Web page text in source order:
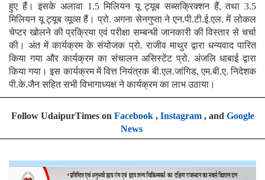
हुए हैं। इसके अलावा 1.5 मिलियन यू ट्यूब सब्सक्रिक्शन हैं, तथा 3.5
मिलियन यू ट्यूब व्यूव्स हैं। प्रो. अगना सेनगुप्ता ने एन.पी.टी.ई.एल. में लोकल
चेप्टर खोलने की प्रक्रिया एवं परीक्षा सम्बन्धी जानकारी की विस्तार से चर्चा
की। अंत में कार्यक्रम के संयोजक प्रो. राजीव माथुर द्वारा धन्यवाद पारित
किया गया और कार्यक्रम का संचालन असिस्टेंट प्रो. अंजलि धाबाई द्वारा
किया गया। इस कार्यक्रम में वित्त नियंत्रक बी.एल.जांगिड, एम.बी.ए. निदेशक
पी.के.जैन सहित सभी विभागाध्यक्ष ने कार्यक्रम का लाभ उठाया।
Follow UdaipurTimes on Facebook, Instagram, and Google
News